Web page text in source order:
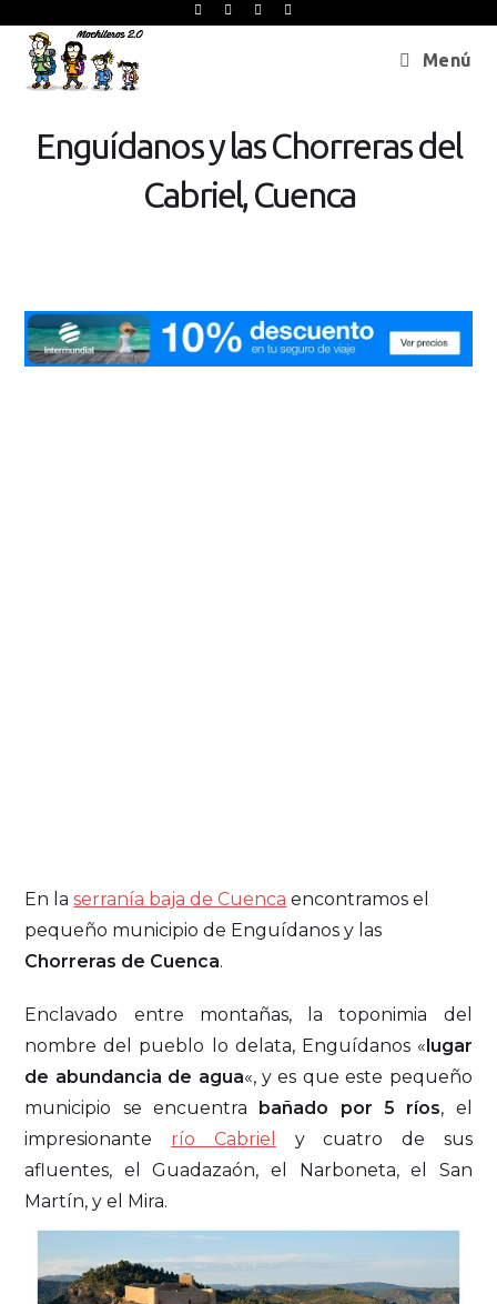
Menú
Enguídanos y las Chorreras del
Cabriel, Cuenca
En laserranía baja de Cuenca encontramos el
pequeño municipio de Enguídanos y las
Chorreras de Cuenca.
Enclavado entre montañas, la toponimia del
nombre del pueblo lo delata, Enguídanos «lugar
de abundancia de agua«, y es que este pequeño
municipio se encuentra bañado por 5 ríos, el
impresionante río Cabriel
y cuatro de sus
afluentes, el Guadazaón, el Narboneta, el San
Martín, y el Mira.